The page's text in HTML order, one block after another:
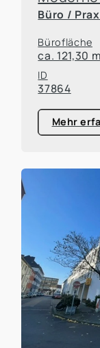
Büro /
Bürofläche
ca. 121,30
ID
37864
Mehr